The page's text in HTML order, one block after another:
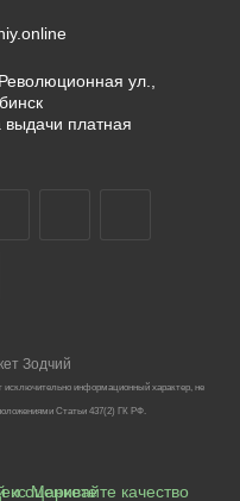
ул.,
выдачи платная
Зодчий
информационный характер, не
Статьи 437(2) ГК РФ.